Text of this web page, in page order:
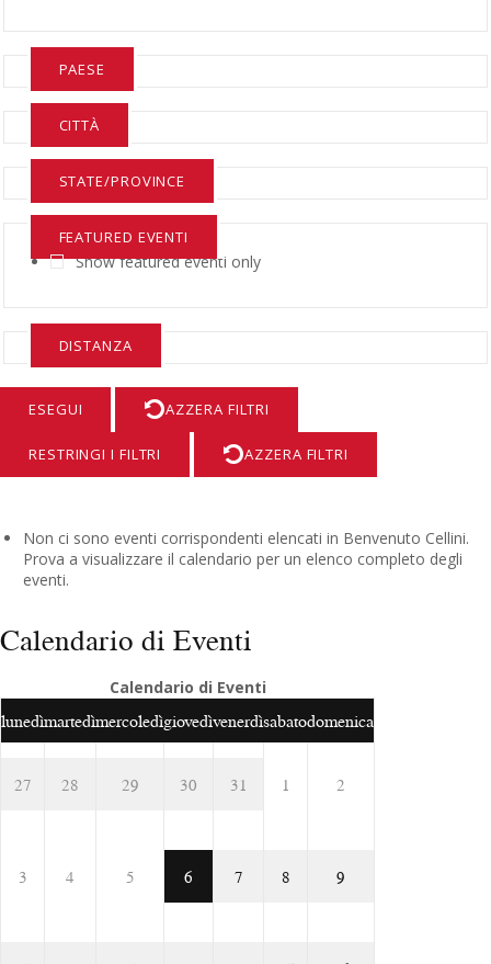
PAESE
CITTÀ
STATE/PROVINCE
FEATURED EVENTI
Show featured eventi only
DISTANZA
AZZERA FILTRI
RESTRINGI I FILTRI AZZERA FILTRI
Non ci sono eventi corrispondenti elencati in Benvenuto Cellini.
Prova a visualizzare il calendario per un elenco completo degli
eventi.
Calendario di Eventi
Calendario di Eventi
lunedìmartedìmercoledìgiovedìvenerdìsabatodomenica
27 28 29 30 31 1 2
3 4 5 6 7 8 9